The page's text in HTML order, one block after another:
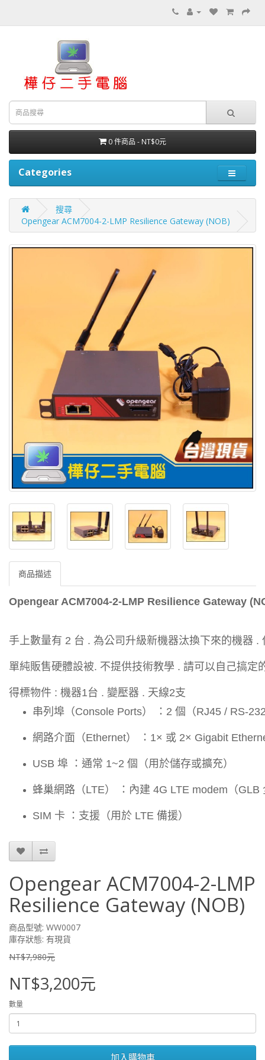
0 件商品 - NT$0元
Categories
搜尋
Opengear ACM7004-2-LMP Resilience Gateway (NOB)
商品描述
Opengear ACM7004-2-LMP Resilience Gateway
手上數量有 2 台 . 為公司升級新機器汰換下來的機器 .
單純販售硬體設被. 不提供技術教學 . 請可以自己搞定
得標物件 : 機器1台 . 變壓器 . 天線2支
串列埠（Console Ports） ：2 個（RJ45 / RS-
網路介面（Ethernet） ：1× 或 2× Gigabit
USB 埠 ：通常 1~2 個（用於儲存或擴充）
蜂巢網路（LTE） ：內建 4G LTE modem（GLB
SIM 卡 ：支援（用於 LTE 備援）
Opengear ACM7004-2-LMP
Resilience Gateway (NOB)
商品型號: WW0007
庫存狀態: 有現貨
NT$7,980元
NT$3,200元
數量
加入購物車